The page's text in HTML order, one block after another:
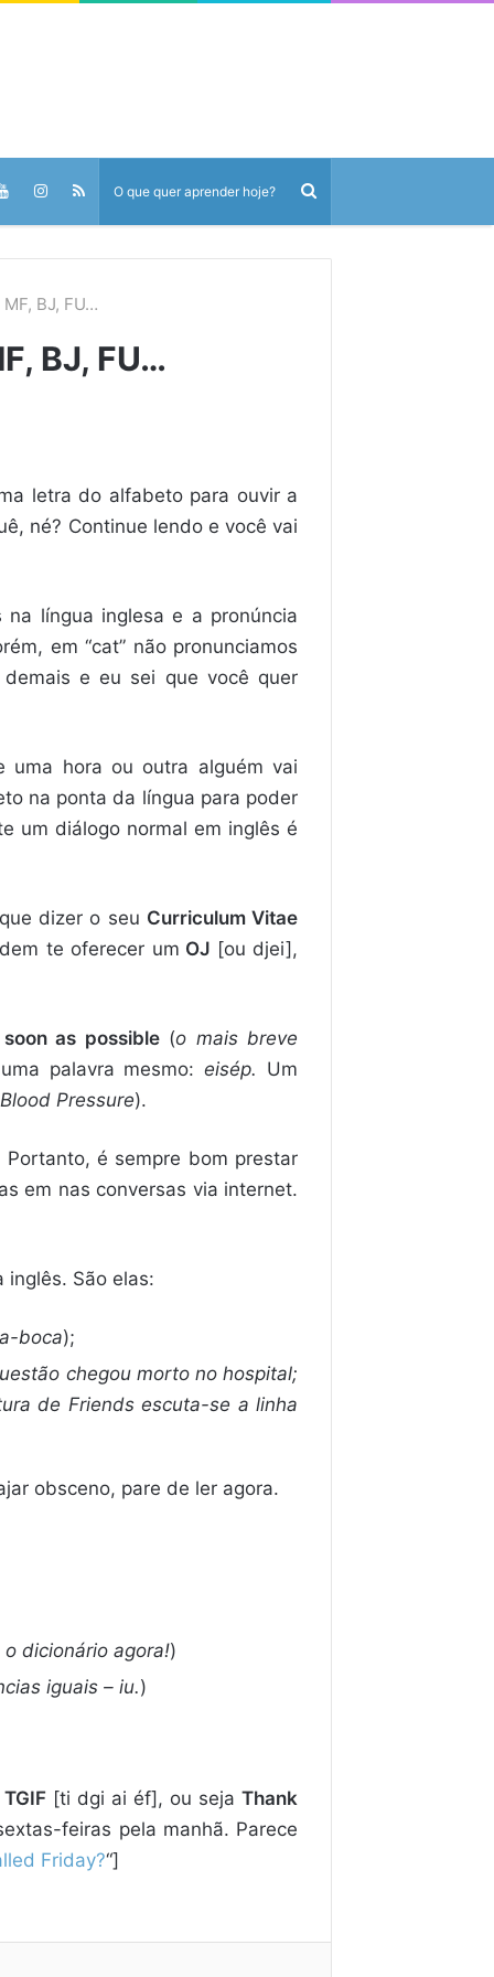
MF, BJ, FU…
BJ, FU…
letra do alfabeto para ouvir a
né? Continue lendo e você vai
língua inglesa e a pronúncia
em “cat” não pronunciamos
e eu sei que você quer
uma hora ou outra alguém vai
na ponta da língua para poder
um diálogo normal em inglês é
dizer o seu Curriculum Vitae
te oferecer um OJ [ou djei],
as possible(o mais breve
palavra mesmo:eisép. Um
Blood Pressure).
é sempre bom prestar
em nas conversas via internet.
São elas:
boca);
chegou morto no hospital;
de Friends escuta-se a linha
obsceno, pare de ler agora.
dicionário agora!)
iguais – iu.)
TGIF [ti dgi ai éf], ou sejaThank
feiras pela manhã. Parece
Friday?“]